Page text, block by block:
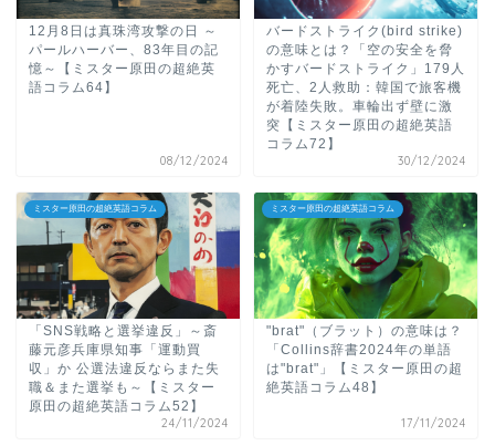
12月8日は真珠湾攻撃の日 ～
パールハーバー、83年目の記
憶～【ミスター原田の超絶英
語コラム64】
08/12/2024
バードストライク(bird strike)
の意味とは？「空の安全を脅
かすバードストライク」179人
死亡、2人救助：韓国で旅客機
が着陸失敗。車輪出ず壁に激
突【ミスター原田の超絶英語
コラム72】
30/12/2024
ミスター原田の超絶英語コラム
「SNS戦略と選挙違反」～斎
藤元彦兵庫県知事「運動買
収」か 公選法違反ならまた失
職＆また選挙も～【ミスター
原田の超絶英語コラム52】
24/11/2024
ミスター原田の超絶英語コラム
"brat"（ブラット）の意味は？
「Collins辞書2024年の単語
は"brat"」【ミスター原田の超
絶英語コラム48】
17/11/2024